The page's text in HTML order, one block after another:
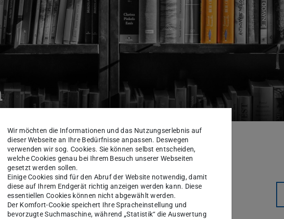
Themensammlung
Wir möchten die Informationen und das Nutzungserlebnis auf
dieser Webseite an Ihre Bedürfnisse anpassen. Deswegen
verwenden wir sog. Cookies. Sie können selbst entscheiden,
welche Cookies genau bei Ihrem Besuch unserer Webseiten
gesetzt werden sollen.
Einige Cookies sind für den Abruf der Website notwendig, damit
diese auf Ihrem Endgerät richtig anzeigen werden kann. Diese
essentiellen Cookies können nicht abgewählt werden.
Der Komfort-Cookie speichert Ihre Spracheinstellung und
bevorzugte Suchmaschine, während „Statistik“ die Auswertung